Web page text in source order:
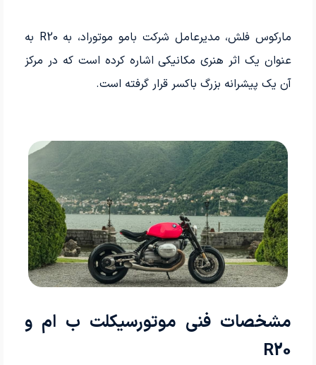
مارکوس فلش، مدیرعامل شرکت بامو موتوراد، به R20 به
عنوان یک اثر هنری مکانیکی اشاره کرده است که در مرکز
آن یک پیشرانه بزرگ باکسر قرار گرفته است.
مشخصات فنی موتورسیکلت ب‌ ام‌ و
R20